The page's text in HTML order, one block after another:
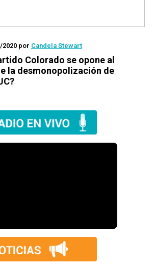
por Candela Stewart
Colorado se opone al
la desmonopolización de